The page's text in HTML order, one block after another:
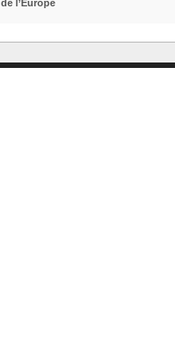
de l’Europe